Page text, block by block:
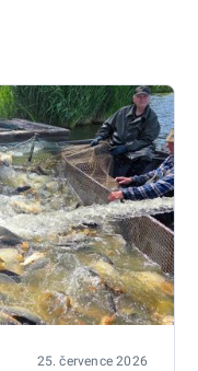
25. července 2026